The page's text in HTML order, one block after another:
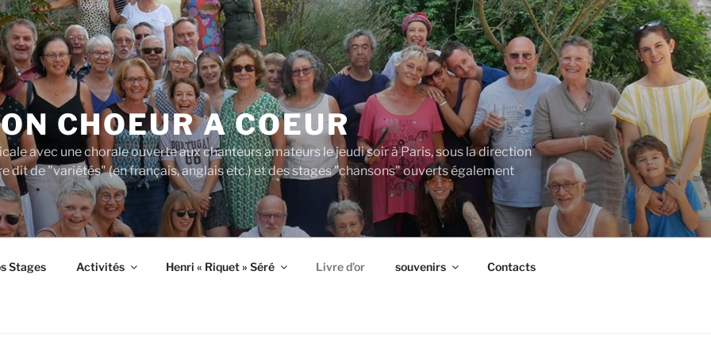
CHOEUR A COEUR
avec une chorale ouverte aux chanteurs amateurs le jeudi soir à Paris, sous la direction
dit de "variétés" (en français, anglais etc.) et des stages "chansons" ouverts également
Stages Activités Henri « Riquet » Séré Livre d’or souvenirs Contacts